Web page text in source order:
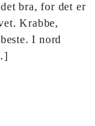
bra, for det er
Krabbe,
I nord